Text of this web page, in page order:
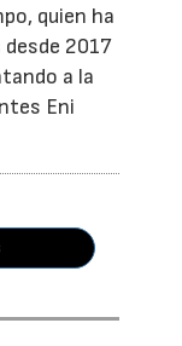
quien ha
desde 2017
a la
Eni